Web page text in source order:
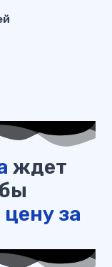
ждет
за